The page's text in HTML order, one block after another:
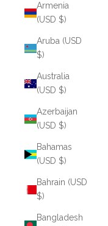
Armenia
(USD $)
Aruba (USD
$)
Australia
(USD $)
Azerbaijan
(USD $)
Bahamas
(USD $)
Bahrain (USD
$)
Bangladesh